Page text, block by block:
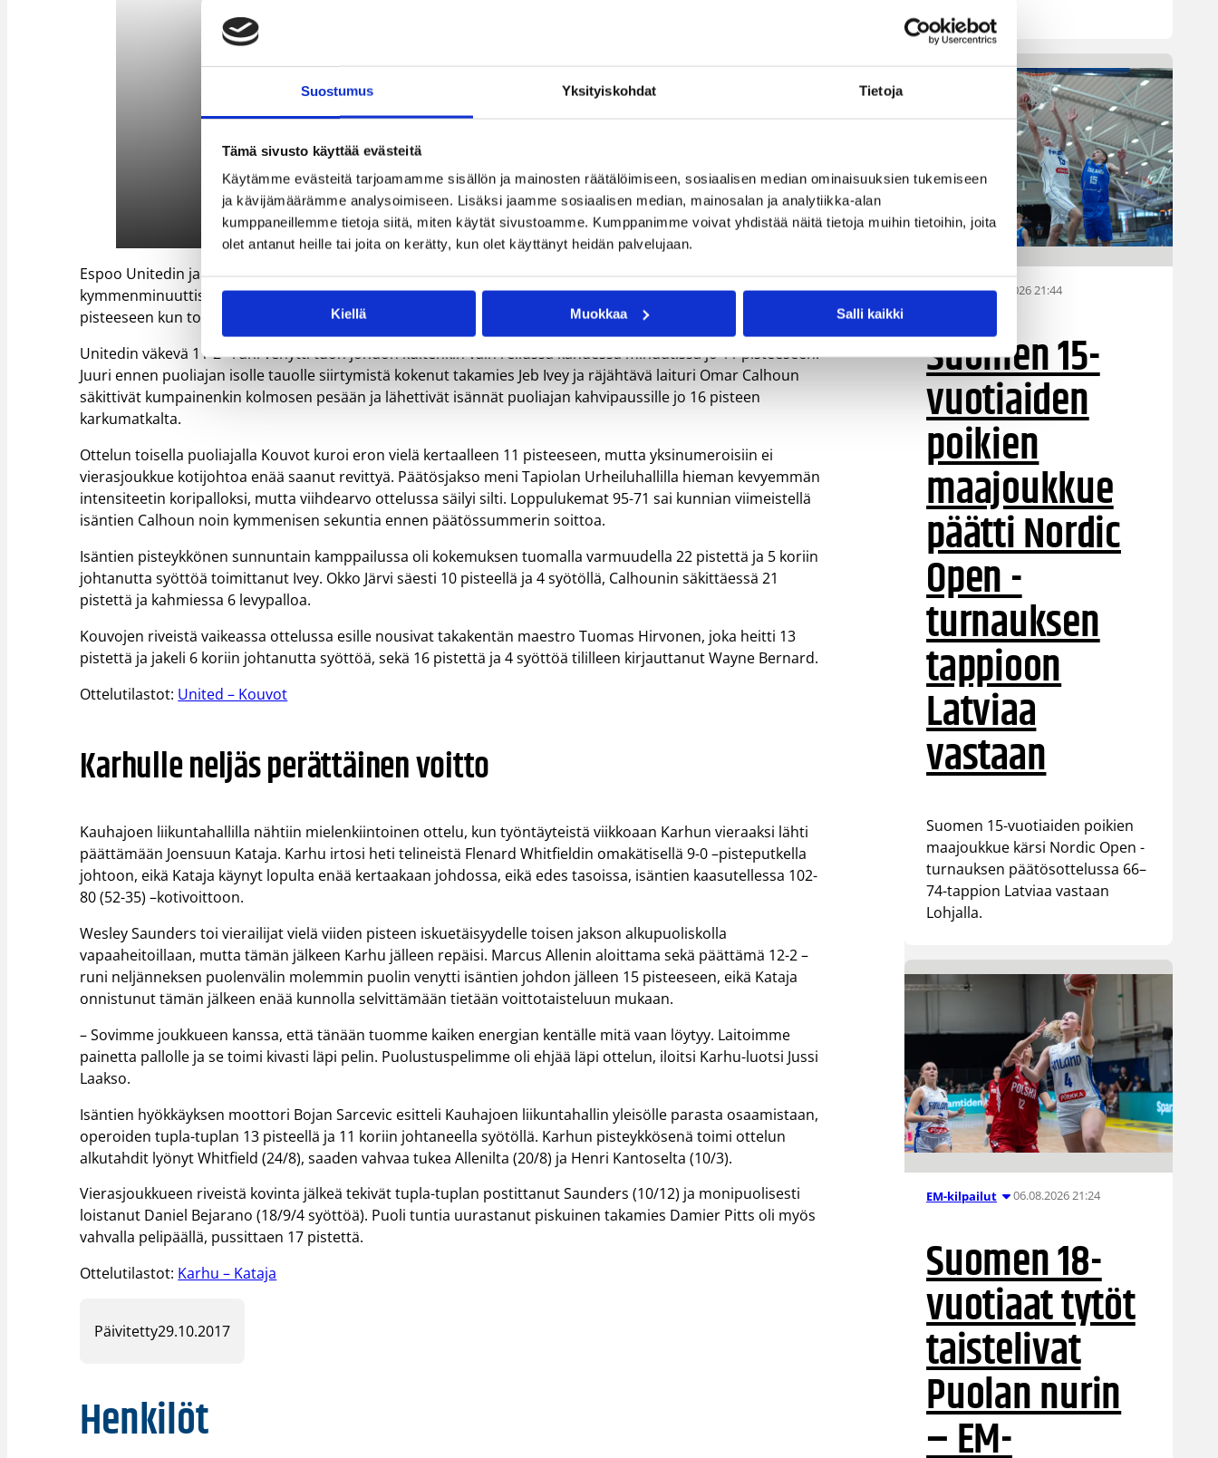
Suostumus Yksityiskohdat Tietoja
Tämä sivusto käyttää evästeitä
Käytämme evästeitä tarjoamamme sisällön ja mainosten räätälöimiseen, sosiaalisen median ominaisuuksien tukemiseen
ja kävijämäärämme analysoimiseen. Lisäksi jaamme sosiaalisen median, mainosalan ja analytiikka-alan
kumppaneillemme tietoja siitä, miten käytät sivustoamme. Kumppanimme voivat yhdistää näitä tietoja muihin tietoihin, joita
olet antanut heille tai joita on kerätty, kun olet käyttänyt heidän palvelujaan.
Kiellä Muokkaa Salli kaikki
Espoo Unitedin ja Kouvolan Kouvojen välienselvittely eteni sopuisissa merkeissä aina toisen
kymmenminuuttisen alkuhetkille. Kouvot-sentteri Thomas Gipsonin korilla Kouvot kavensi kotijohdon kahteen
pisteeseen kun toista neljännestä oli pelattu vain vajaa minuutti.
Unitedin väkevä 11-2 –runi venytti tuon johdon kuitenkin vain reilussa kahdessa minuutissa jo 11 pisteeseen.
Juuri ennen puoliajan isolle tauolle siirtymistä kokenut takamies Jeb Ivey ja räjähtävä laituri Omar Calhoun
säkittivät kumpainenkin kolmosen pesään ja lähettivät isännät puoliajan kahvipaussille jo 16 pisteen
karkumatkalta.
Ottelun toisella puoliajalla Kouvot kuroi eron vielä kertaalleen 11 pisteeseen, mutta yksinumeroisiin ei
vierasjoukkue kotijohtoa enää saanut revittyä. Päätösjakso meni Tapiolan Urheiluhallilla hieman kevyemmän
intensiteetin koripalloksi, mutta viihdearvo ottelussa säilyi silti. Loppulukemat 95-71 sai kunnian viimeistellä
isäntien Calhoun noin kymmenisen sekuntia ennen päätössummerin soittoa.
Isäntien pisteykkönen sunnuntain kamppailussa oli kokemuksen tuomalla varmuudella 22 pistettä ja 5 koriin
johtanutta syöttöä toimittanut Ivey. Okko Järvi säesti 10 pisteellä ja 4 syötöllä, Calhounin säkittäessä 21
pistettä ja kahmiessa 6 levypalloa.
Kouvojen riveistä vaikeassa ottelussa esille nousivat takakentän maestro Tuomas Hirvonen, joka heitti 13
pistettä ja jakeli 6 koriin johtanutta syöttöä, sekä 16 pistettä ja 4 syöttöä tililleen kirjauttanut Wayne Bernard.
Ottelutilastot: United – Kouvot
Karhulle neljäs perättäinen voitto
Kauhajoen liikuntahallilla nähtiin mielenkiintoinen ottelu, kun työntäyteistä viikkoaan Karhun vieraaksi lähti
päättämään Joensuun Kataja. Karhu irtosi heti telineistä Flenard Whitfieldin omakätisellä 9-0 –pisteputkella
johtoon, eikä Kataja käynyt lopulta enää kertaakaan johdossa, eikä edes tasoissa, isäntien kaasutellessa 102-
80 (52-35) –kotivoittoon.
Wesley Saunders toi vierailijat vielä viiden pisteen iskuetäisyydelle toisen jakson alkupuoliskolla
vapaaheitoillaan, mutta tämän jälkeen Karhu jälleen repäisi. Marcus Allenin aloittama sekä päättämä 12-2 –
runi neljänneksen puolenvälin molemmin puolin venytti isäntien johdon jälleen 15 pisteeseen, eikä Kataja
onnistunut tämän jälkeen enää kunnolla selvittämään tietään voittotaisteluun mukaan.
– Sovimme joukkueen kanssa, että tänään tuomme kaiken energian kentälle mitä vaan löytyy. Laitoimme
painetta pallolle ja se toimi kivasti läpi pelin. Puolustuspelimme oli ehjää läpi ottelun, iloitsi Karhu-luotsi Jussi
Laakso.
Isäntien hyökkäyksen moottori Bojan Sarcevic esitteli Kauhajoen liikuntahallin yleisölle parasta osaamistaan,
operoiden tupla-tuplan 13 pisteellä ja 11 koriin johtaneella syötöllä. Karhun pisteykkösenä toimi ottelun
alkutahdit lyönyt Whitfield (24/8), saaden vahvaa tukea Allenilta (20/8) ja Henri Kantoselta (10/3).
Vierasjoukkueen riveistä kovinta jälkeä tekivät tupla-tuplan postittanut Saunders (10/12) ja monipuolisesti
loistanut Daniel Bejarano (18/9/4 syöttöä). Puoli tuntia uurastanut piskuinen takamies Damier Pitts oli myös
vahvalla pelipäällä, pussittaen 17 pistettä.
Ottelutilastot: Karhu – Kataja
Päivitetty29.10.2017
Henkilöt
MU15 06.08.2026 21:44
Suomen 15-
vuotiaiden
poikien
maajoukkue
päätti Nordic
Open -
turnauksen
tappioon
Latviaa
vastaan
Suomen 15-vuotiaiden poikien
maajoukkue kärsi Nordic Open -
turnauksen päätösottelussa 66–
74-tappion Latviaa vastaan
Lohjalla.
EM-kilpailut 06.08.2026 21:24
Suomen 18-
vuotiaat tytöt
taistelivat
Puolan nurin
– EM-